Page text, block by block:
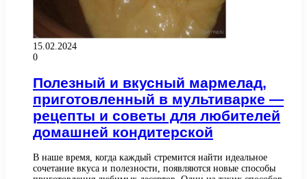
15.02.2024
0
Полезный и вкусный мармелад,
приготовленный в мультиварке —
рецепты и советы для любителей
домашней кондитерской
В наше время, когда каждый стремится найти идеальное
сочетание вкуса и полезности, появляются новые способы